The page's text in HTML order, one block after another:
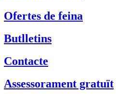
Ofertes de feina
Butlletins
Contacte
Assessorament gratuït